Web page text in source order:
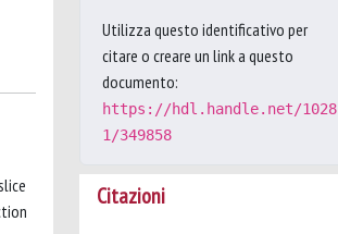
Utilizza questo identificativo per
citare o creare un link a questo
documento:
https://hdl.handle.net/1028
1/349858
Citazioni